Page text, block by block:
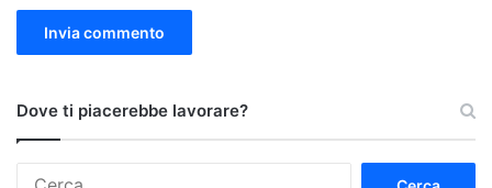
Dove ti piacerebbe lavorare?